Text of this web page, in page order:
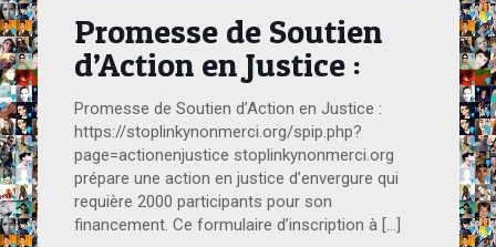
Promesse de Soutien
d’Action en Justice :
Promesse de Soutien d’Action en Justice :
https://stoplinkynonmerci.org/spip.php?
page=actionenjustice stoplinkynonmerci.org
prépare une action en justice d’envergure qui
requière 2000 participants pour son
financement. Ce formulaire d’inscription à[…]